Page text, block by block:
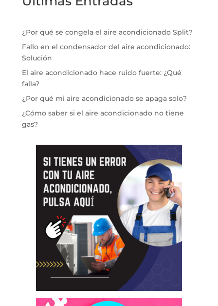
¿Por qué se congela el aire acondicionado Split?
Fallo en el condensador del aire acondicionado:
Solución
El aire acondicionado hace ruido fuerte: ¿Qué
falla?
¿Por qué mi aire acondicionado se apaga solo?
¿Cómo saber si el aire acondicionado no tiene
gas?